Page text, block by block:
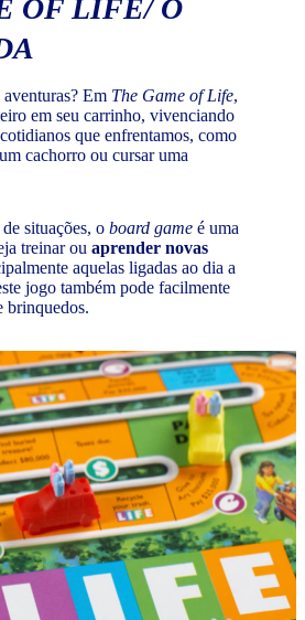
OF LIFE/ O
Em The Game of Life,
em seu carrinho, vivenciando
que enfrentamos, como
cachorro ou cursar uma
situações, o board game é uma
treinar ou aprender novas
aquelas ligadas ao dia a
jogo também pode facilmente
brinquedos.